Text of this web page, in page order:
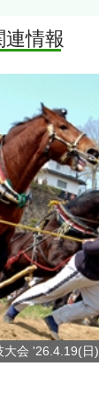
連情報
大会 '26.4.19(日)